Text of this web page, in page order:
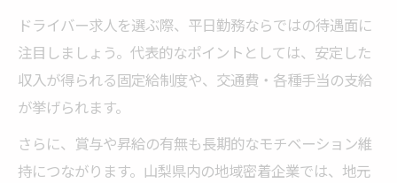
ドライバー求人を選ぶ際、平日勤務ならではの待遇面に
注目しましょう。代表的なポイントとしては、安定した
収入が得られる固定給制度や、交通費・各種手当の支給
が挙げられます。
さらに、賞与や昇給の有無も長期的なモチベーション維
持につながります。山梨県内の地域密着企業では、地元